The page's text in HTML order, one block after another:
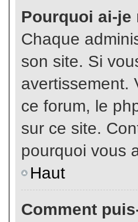
Pourquoi ai-
Chaque
son site. Si
avertissement.
ce forum, le
sur ce site.
pourquoi vous
Haut
Comment